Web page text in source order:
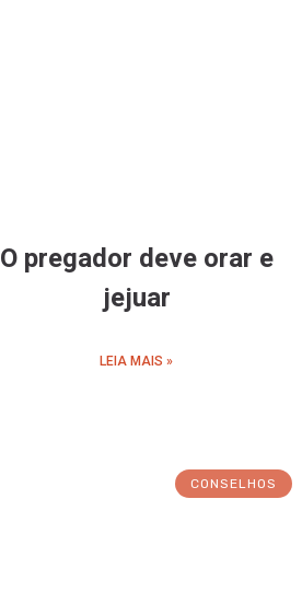
O pregador deve orar e
jejuar
LEIA MAIS »
CONSELHOS